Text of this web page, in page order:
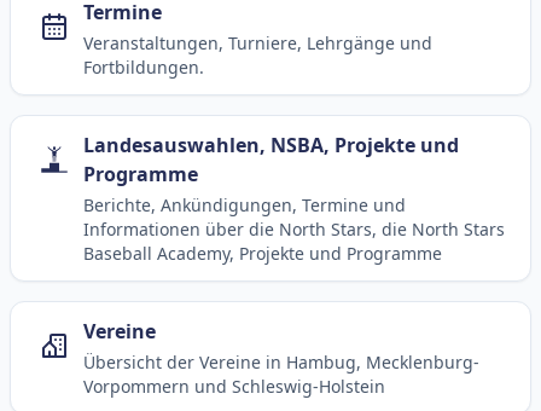
Termine
Veranstaltungen, Turniere, Lehrgänge und
Fortbildungen.
Landesauswahlen, NSBA, Projekte und
Programme
Berichte, Ankündigungen, Termine und
Informationen über die North Stars, die North Stars
Baseball Academy, Projekte und Programme
Vereine
Übersicht der Vereine in Hambug, Mecklenburg-
Vorpommern und Schleswig-Holstein